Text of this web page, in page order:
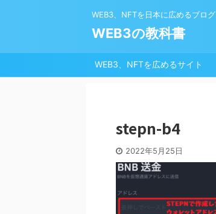
WEB3、NFTを日本に広めるブログ
WEB3の教科書
WEB3、NFTを広めるサイト
stepn-b4
2022年5月25日